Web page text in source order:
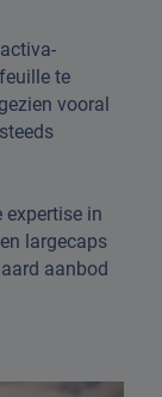
te
vooral
expertise in
largecaps
aanbod